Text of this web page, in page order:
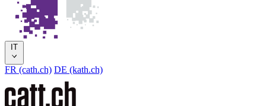
IT
FR (cath.ch) DE (kath.ch)